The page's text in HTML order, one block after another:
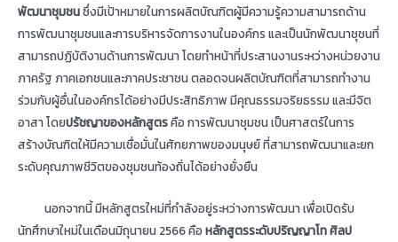
พัฒนาชุมชนซึ่งมีเป้าหมายในการผลิตบัณฑิตผู้มีความรู้ความสามารถด้าน
การพัฒนาชุมชนและการบริหารจัดการงานในองค์กร และเป็นนักพัฒนาชุชนที่
สามารถปฏิบัติงานด้านการพัฒนา โดยทำหน้าที่ประสานงานระหว่างหน่วยงาน
ภาครัฐ ภาคเอกชนและภาคประชาชน ตลอดจนผลิตบัณฑิตที่สามารถทำงาน
ร่วมกับผู้อื่นในองค์กรได้อย่างมีประสิทธิภาพ มีคุณธรรมจริยธรรม และมีจิต
อาสา โดยปรัชญาของหลักสูตรคือ การพัฒนาชุมชน เป็นศาสตร์ในการ
สร้างบัณฑิตให้มีความเชื่อมั่นในศักยภาพของมนุษย์ ที่สามารถพัฒนาและยก
ระดับคุณภาพชีวิตของชุมชนท้องถิ่นได้อย่างยั่งยืน
นอกจากนี้ มีหลักสูตรใหม่ที่กำลังอยู่ระหว่างการพัฒนา เพื่อเปิดรับ
นักศึกษาใหม่ในเดือนมิถุนายน 2566 คือ หลักสูตรระดับปริญญาโท ศิลป